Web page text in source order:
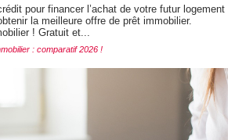
pour financer l’achat de votre futur logement
la meilleure offre de prêt immobilier.
! Gratuit et...
: comparatif 2026 !